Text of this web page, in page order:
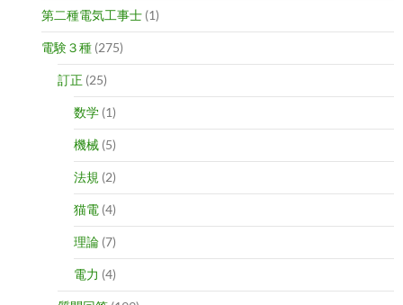
第二種電気工事士 (1)
電験３種 (275)
訂正 (25)
数学 (1)
機械 (5)
法規 (2)
猫電 (4)
理論 (7)
電力 (4)